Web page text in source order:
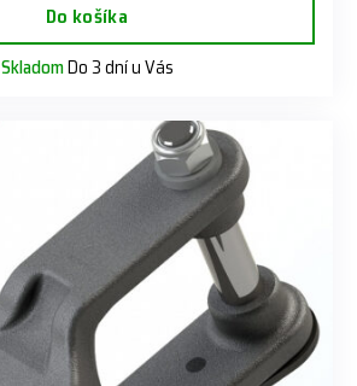
Do košíka
SkladomDo 3 dní u Vás